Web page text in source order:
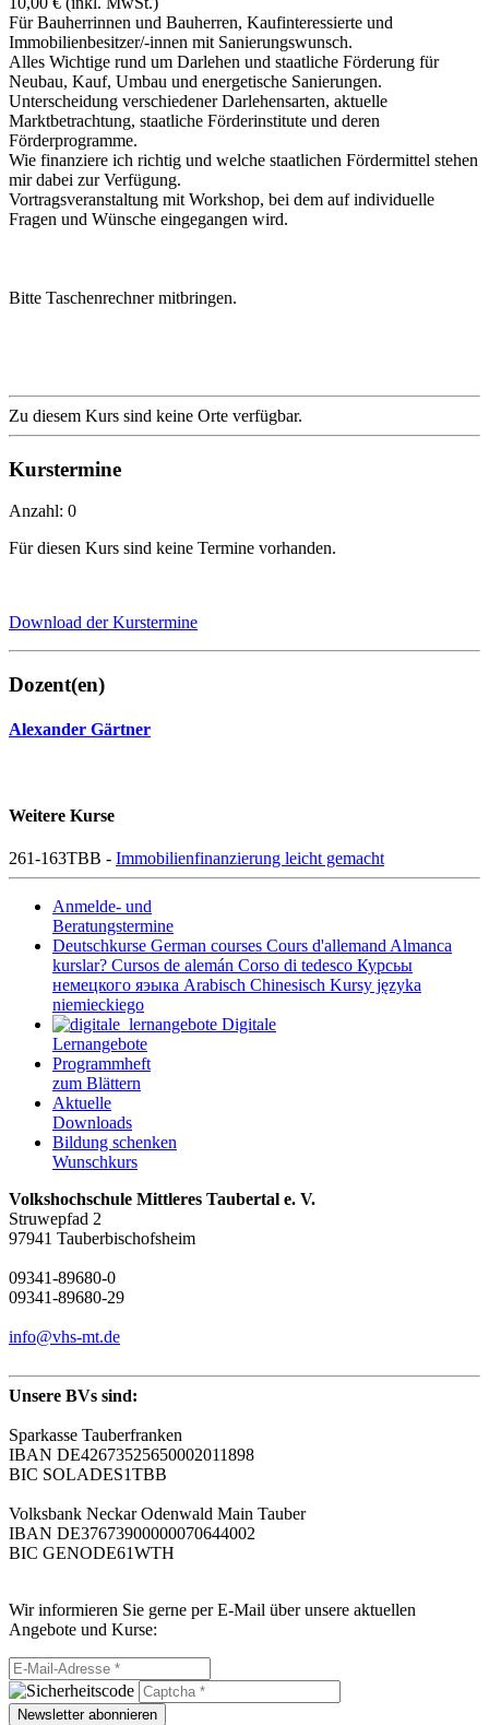
Für Bauherrinnen und Bauherren, Kaufinteressierte und
Immobilienbesitzer/-innen mit Sanierungswunsch.
Alles Wichtige rund um Darlehen und staatliche Förderung für
Neubau, Kauf, Umbau und energetische Sanierungen.
Unterscheidung verschiedener Darlehensarten, aktuelle
Marktbetrachtung, staatliche Förderinstitute und deren
Förderprogramme.
Wie finanziere ich richtig und welche staatlichen Fördermittel stehen
mir dabei zur Verfügung.
Vortragsveranstaltung mit Workshop, bei dem auf individuelle
Fragen und Wünsche eingegangen wird.
Bitte Taschenrechner mitbringen.
Zu diesem Kurs sind keine Orte verfügbar.
Kurstermine
Anzahl: 0
Für diesen Kurs sind keine Termine vorhanden.
Download der Kurstermine
Dozent(en)
Alexander Gärtner
Weitere Kurse
261-163TBB - Immobilienfinanzierung leicht gemacht
Anmelde- und
Beratungstermine
Deutschkurse German courses Cours d'allemand Almanca
kurslar? Cursos de alemán Corso di tedesco Курсьы
немецкого яэыка Arabisch Chinesisch Kursy języka
niemieckiego
Digitale
Lernangebote
Programmheft
zum Blättern
Aktuelle
Downloads
Bildung schenken
Wunschkurs
Volkshochschule Mittleres Taubertal e. V.
Struwepfad 2
97941 Tauberbischofsheim
09341-89680-0
09341-89680-29
info@vhs-mt.de
Unsere BVs sind:
Sparkasse Tauberfranken
IBAN DE42673525650002011898
BIC SOLADES1TBB
Volksbank Neckar Odenwald Main Tauber
IBAN DE37673900000070644002
BIC GENODE61WTH
Wir informieren Sie gerne per E-Mail über unsere aktuellen
Angebote und Kurse:
Newsletter abonnieren